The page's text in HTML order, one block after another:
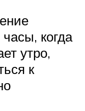
когда
утро,
к